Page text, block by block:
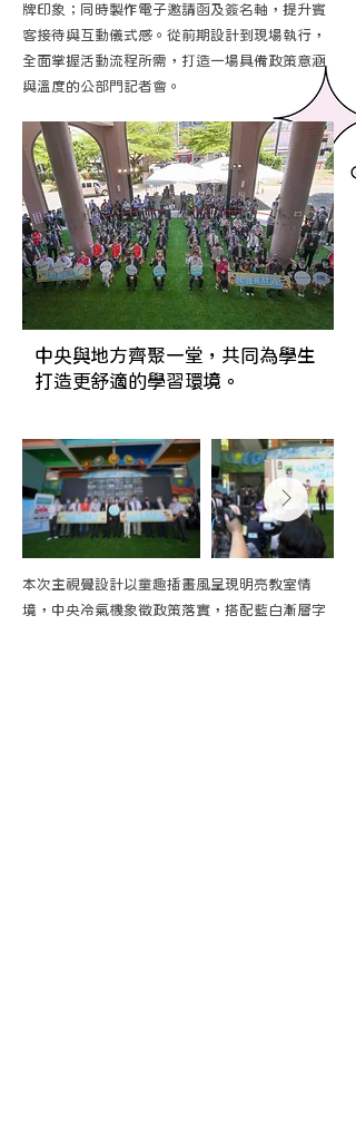
牌印象；同時製作電子邀請函及簽名軸，提升賓
客接待與互動儀式感。從前期設計到現場執行，
全面掌握活動流程所需，打造一場具備政策意涵
與溫度的公部門記者會。
中央與地方齊聚一堂，共同為學生
打造更舒適的學習環境。
本次主視覺設計以童趣插畫風呈現明亮教室情
境，中央冷氣機象徵政策落實，搭配藍白漸層字